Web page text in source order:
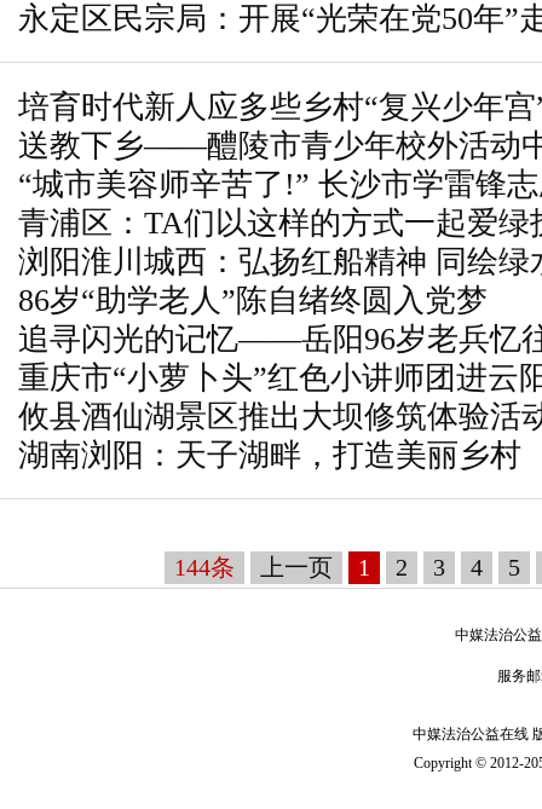
分类工作机制
永定区民宗局：开展“光荣在党50年”
培育时代新人应多些乡村“复兴少年宫
送教下乡——醴陵市青少年校外活动
纪实
“城市美容师辛苦了!” 长沙市学雷锋
卫工人送清凉
青浦区：TA们以这样的方式一起爱绿
浏阳淮川城西：弘扬红船精神 同绘绿
86岁“助学老人”陈自绪终圆入党梦
追寻闪光的记忆——岳阳96岁老兵忆
重庆市“小萝卜头”红色小讲师团进云
进”红色故事
攸县酒仙湖景区推出大坝修筑体验活
来
湖南浏阳：天子湖畔，打造美丽乡村
144条 上一页 1 2 3 4 5
中媒法治公
服务
中媒法治公益在线
Copyright © 2012-